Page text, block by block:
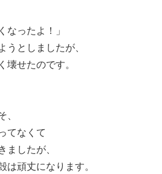
なったよ！」
うとしましたが、
壊せたのです。
、
てなくて
ましたが、
は頑丈になります。